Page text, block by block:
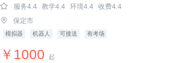
服务4.4
教学4.4 环境4.4
收费4.4
保定市
模拟器 机器人 可接送 有考场
￥1000 起